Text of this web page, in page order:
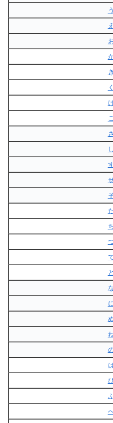
う
え
き
く
こ
さ
し
と
に